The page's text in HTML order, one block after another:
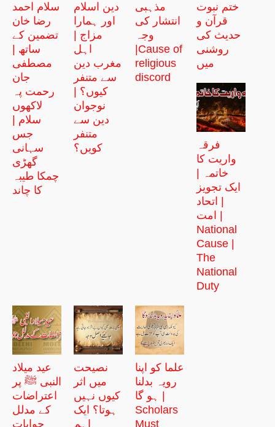
سلام احمد
رضا خان
تضمین کے
ساتھ |
مصطفی
جان
رحمت پہ
لاکھوں
سلام |
جس
سہانی
گھڑی
چمکا طیبہ
کا چاند
دین اسلام
اور ہمارا
مزاج |
اہل
مغرب دین
سے متنفر
کیوں؟ |
نوجوان
دین سے
متنفر
کویں؟
مذہبی
انتشار کی
وجہ
|Cause of
religious
discord
ختم نبوت
قرآن و
حدیث کی
روشنی
میں
فرقہ
واریت کا
خاتمہ |
ایک تجویز
| اتحاد
امت |
National
Cause |
The
National
Duty
عید میلاد
النبی ﷺ پر
اعتراضات
کے مدلل
جوابات
نصیحت
میں اثر
کیوں نہیں
ہوتا؟ ایک
اہم
علما کو اپنا
رویہ بدلنا
ہو گا |
Scholars
Must